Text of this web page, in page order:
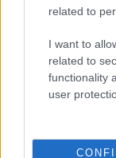
related to
I want to
related to
functionality
user